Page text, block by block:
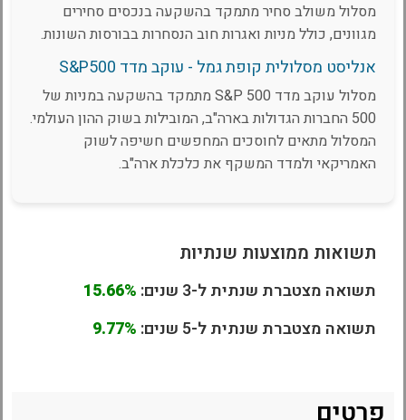
מסלול משולב סחיר מתמקד בהשקעה בנכסים סחירים
מגוונים, כולל מניות ואגרות חוב הנסחרות בבורסות השונות.
אנליסט מסלולית קופת גמל - עוקב מדד S&P500
מסלול עוקב מדד S&P 500 מתמקד בהשקעה במניות של
500 החברות הגדולות בארה"ב, המובילות בשוק ההון העולמי.
המסלול מתאים לחוסכים המחפשים חשיפה לשוק
האמריקאי ולמדד המשקף את כלכלת ארה"ב.
תשואות ממוצעות שנתיות
תשואה מצטברת שנתית ל-3 שנים:
15.66%
תשואה מצטברת שנתית ל-5 שנים:
9.77%